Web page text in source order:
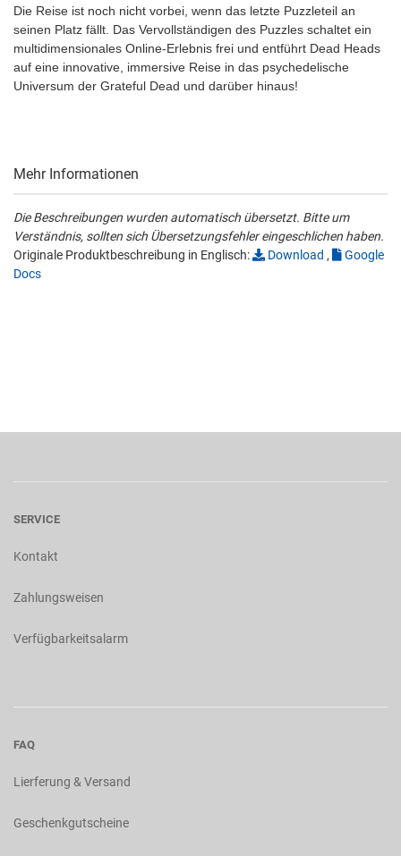
Die Reise ist noch nicht vorbei, wenn das letzte Puzzleteil an
seinen Platz fällt. Das Vervollständigen des Puzzles schaltet ein
multidimensionales Online-Erlebnis frei und entführt Dead Heads
auf eine innovative, immersive Reise in das psychedelische
Universum der Grateful Dead und darüber hinaus!
Mehr Informationen
Die Beschreibungen wurden automatisch übersetzt. Bitte um
Verständnis, sollten sich Übersetzungsfehler eingeschlichen haben.
Originale Produktbeschreibung in Englisch:
Download ,
Google
Docs
SERVICE
Kontakt
Zahlungsweisen
Verfügbarkeitsalarm
FAQ
Lierferung & Versand
Geschenkgutscheine